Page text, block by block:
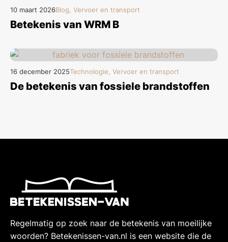
10 maart 2026Blog, Vervoer en transport
Betekenis van WRM B
16 december 2025Technologie, Vervoer en transport
De betekenis van fossiele brandstoffen
Regelmatig op zoek naar de betekenis van moeilijke
woorden? Betekenissen-van.nl is een website die de